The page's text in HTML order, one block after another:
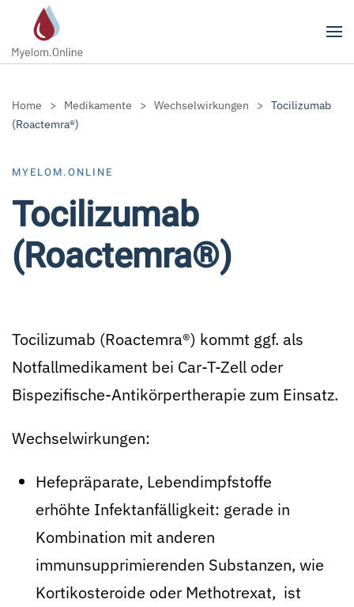
Zum Hauptinhalt springen
Home Medikamente Wechselwirkungen
Tocilizumab
(Roactemra®)
MYELOM.ONLINE
Tocilizumab
(Roactemra®)
Tocilizumab (Roactemra®) kommt ggf. als
Notfallmedikament bei Car-T-Zell oder
Bispezifische-Antikörpertherapie zum Einsatz.
Wechselwirkungen:
Hefepräparate, Lebendimpfstoffe
erhöhte Infektanfälligkeit: gerade in
Kombination mit anderen
immunsupprimierenden Substanzen, wie
Kortikosteroide oder Methotrexat, ist